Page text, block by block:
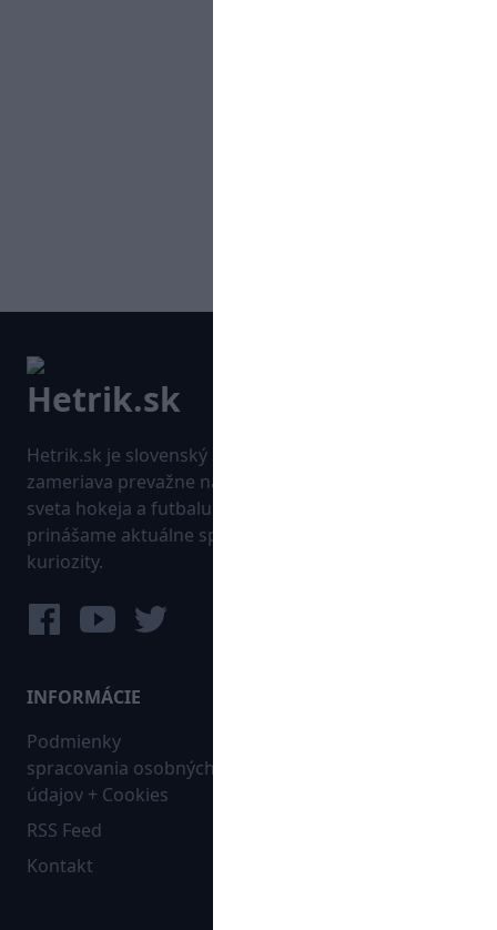
Hetrik.sk je slovenský športový portál, ktorý sa
zameriava prevažne na najnovšie informácie zo
sveta hokeja a futbalu. Pravidelne na dennej báze
prinášame aktuálne správy, góly, zaujímavosti a
kuriozity.
INFORMÁCIE
Podmienky
spracovania osobných
údajov + Cookies
RSS Feed
Kontakt